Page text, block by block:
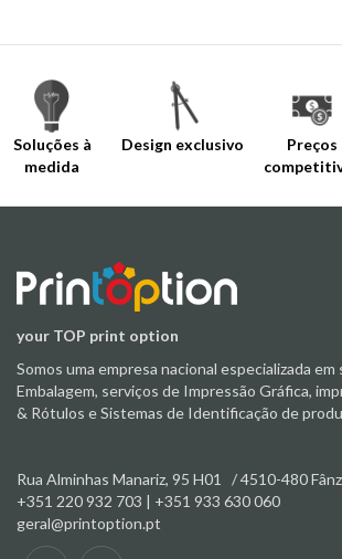
Soluções à
medida
Design exclusivo
Preços
your TOP print option
Somos uma empresa nacional especializada em
Embalagem, serviços de Impressão Gráfica,
& Rótulos e Sistemas de Identificação de
Rua Alminhas Manariz, 95 H01 / 4510-480
+351 220 932 703 | +351 933 630 060
geral@printoption.pt